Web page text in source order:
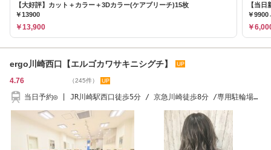
【大好評】カット＋カラー＋3Dカラー(ケアブリーチ)15枚
￥13900
￥13,900
【当
￥
￥
ergo川崎西口【エルゴカワサキニシグチ】
4.76 （245件）
当日予約◎ | JR川崎駅西口徒歩5分 / 京急川崎徒歩8分 /専用駐輪場